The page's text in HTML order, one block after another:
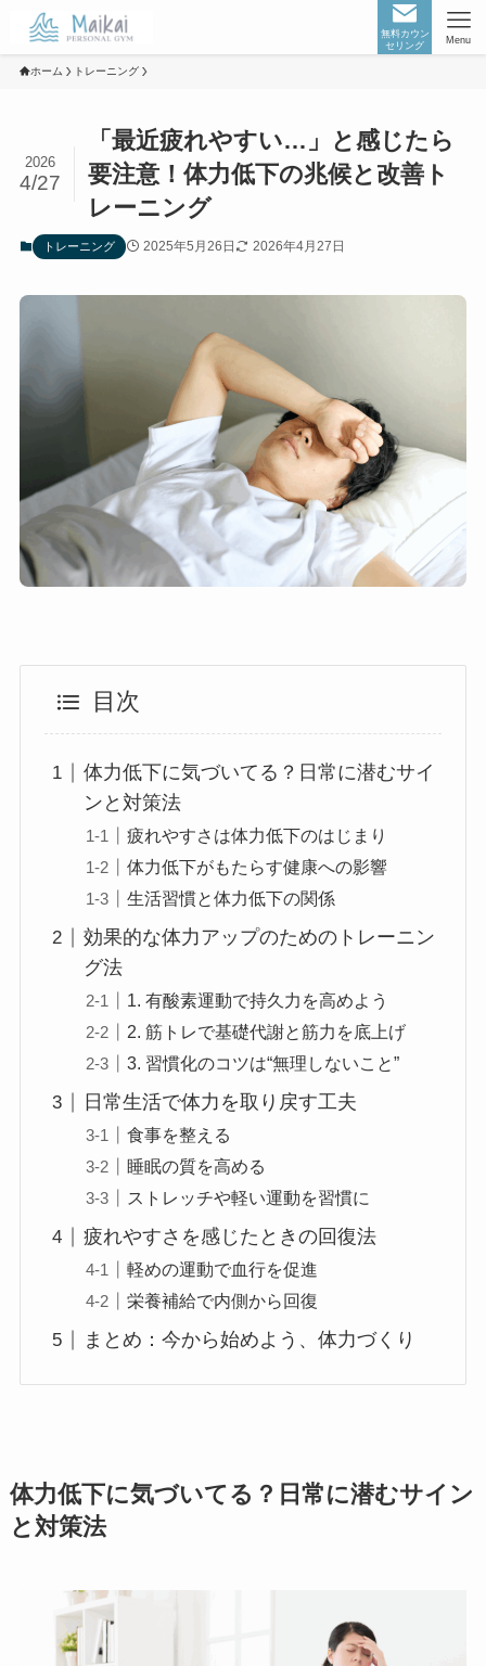
無料カウン
セリング
Menu
ホーム トレーニング
「最近疲れやすい…」と感じたら
要注意！体力低下の兆候と改善ト
レーニング
2026
4/27
トレーニング 2025年5月26日 2026年4月27日
目次
体力低下に気づいてる？日常に潜むサイ
ンと対策法
疲れやすさは体力低下のはじまり
体力低下がもたらす健康への影響
生活習慣と体力低下の関係
効果的な体力アップのためのトレーニン
グ法
1. 有酸素運動で持久力を高めよう
2. 筋トレで基礎代謝と筋力を底上げ
3. 習慣化のコツは“無理しないこと”
日常生活で体力を取り戻す工夫
食事を整える
睡眠の質を高める
ストレッチや軽い運動を習慣に
疲れやすさを感じたときの回復法
軽めの運動で血行を促進
栄養補給で内側から回復
まとめ：今から始めよう、体力づくり
体力低下に気づいてる？日常に潜むサイン
と対策法